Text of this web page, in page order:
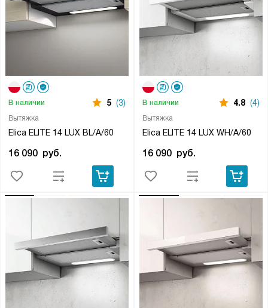
Вытяжка
Elica ELITE 14 LUX BL/A/60
В наличии 5 (3)
16 090 руб.
Вытяжка
Elica ELITE 14 LUX WH/A/60
В наличии 4.8 (4)
16 090 руб.